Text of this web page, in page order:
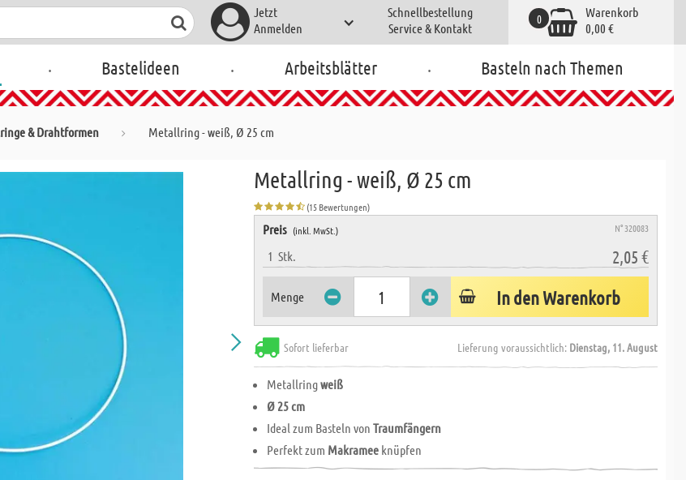
Jetzt
Anmelden
Schnellbestellung
Service & Kontakt
Warenkorb
0,00 €
0
. Bastelideen . Arbeitsblätter . Basteln nach Themen
& Drahtformen Metallring - weiß, Ø 25 cm
Metallring - weiß, Ø 25 cm
(15 Bewertungen)
Preis (inkl. MwSt.) N° 320083
1Stk. 2,05 €
Menge In den Warenkorb
Sofort lieferbar Lieferung voraussichtlich: Dienstag, 11. August
Metallringweiß
Ø 25 cm
Ideal zum Basteln vonTraumfängern
Perfekt zum Makramee knüpfen